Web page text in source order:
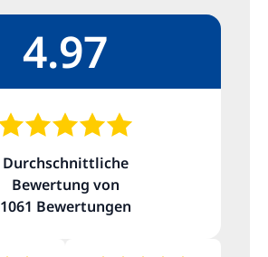
Kontakt
4.97
Durchschnittliche
Bewertung von
1061 Bewertungen